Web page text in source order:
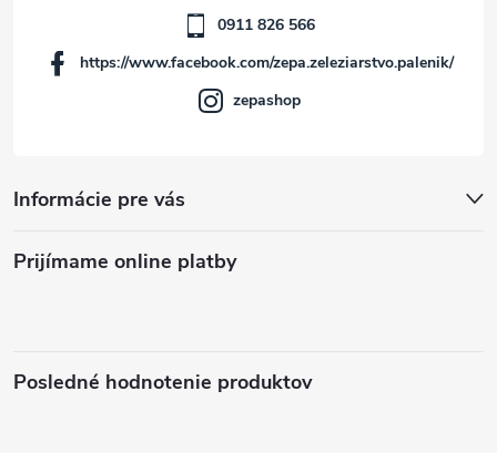
Informácie pre vás
0911 826 566
https://www.facebook.com/zepa.zeleziarstvo.palenik/
zepashop
Prijímame online platby
Posledné hodnotenie produktov